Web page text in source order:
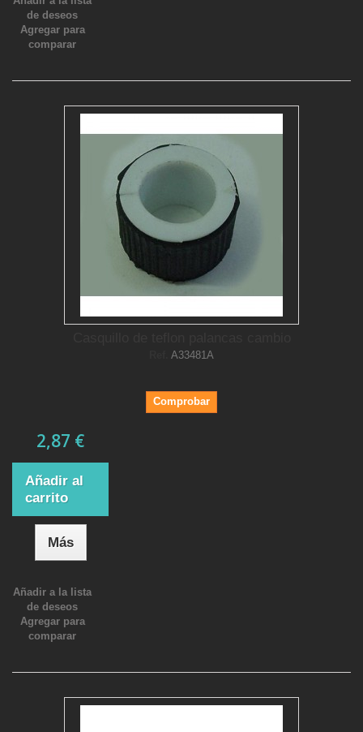
de deseos
Agregar para
comparar
A33481A
Comprobar
2,87 €
Añadir al
carrito
Más
Añadir a la lista
de deseos
Agregar para
comparar